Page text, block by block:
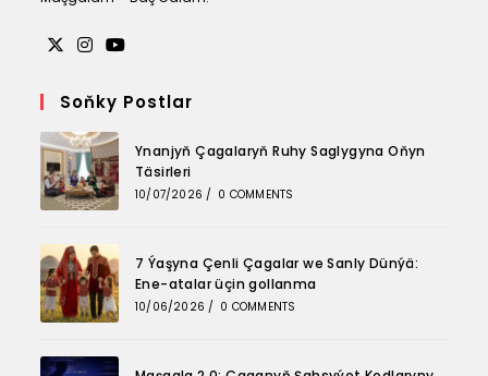
a
new
tab
in
a
new
tab
in
a
new
tab
Soňky Postlar
Ynanjyň Çagalaryň Ruhy Saglygyna Oňyn
Täsirleri
10/07/2026 / 0 COMMENTS
7 Ýaşyna Çenli Çagalar we Sanly Dünýä:
Ene-atalar üçin gollanma
10/06/2026 / 0 COMMENTS